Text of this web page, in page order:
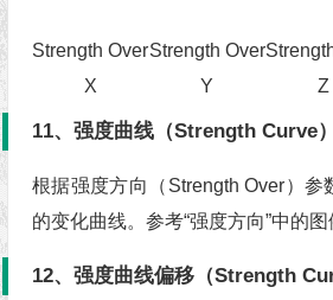
Strength Over
X
Strength Over
Y
Z
11、强度曲线（Strength Curve）
根据强度方向（Strength Over）参
的变化曲线。参考“强度方向”中的图
12、强度曲线偏移（Strength